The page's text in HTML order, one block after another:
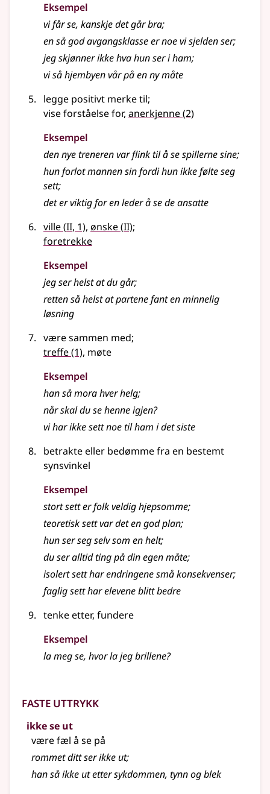
Eksempel
vi får se, kanskje det går bra;
en så god avgangsklasse er noe vi sjelden ser;
jeg skjønner ikke hva hun ser i ham;
vi så hjembyen vår på en ny måte
legge positivt merke til;
vise forståelse for, anerkjenne(2)
Eksempel
den nye treneren var flink til å se spillerne sine;
hun forlot mannen sin fordi hun ikke følte seg
sett;
det er viktig for en leder å se de ansatte
ville(2
II, 1), ønske(2
II);
foretrekke
Eksempel
jeg ser helst at du går;
retten så helst at partene fant en minnelig
løsning
være sammen med;
treffe(1), møte
Eksempel
han så mora hver helg;
når skal du se henne igjen?
vi har ikke sett noe til ham i det siste
betrakte eller bedømme fra en bestemt
synsvinkel
Eksempel
stort sett er folk veldig hjepsomme;
teoretisk sett var det en god plan;
hun ser seg selv som en helt;
du ser alltid ting på din egen måte;
isolert sett har endringene små konsekvenser;
faglig sett har elevene blitt bedre
tenke etter, fundere
Eksempel
la meg se, hvor la jeg brillene?
Faste uttrykk
ikke se ut
være fæl å se på
rommet ditt ser ikke ut;
han så ikke ut etter sykdommen, tynn og blek